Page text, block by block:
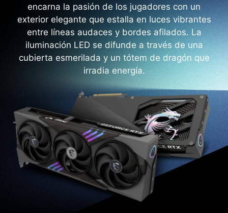
encarna la pasión de los jugadores con un
exterior elegante que estalla en luces vibrantes
entre líneas audaces y bordes afilados. La
iluminación LED se difunde a través de una
cubierta esmerilada y un tótem de dragón que
irradia energía.